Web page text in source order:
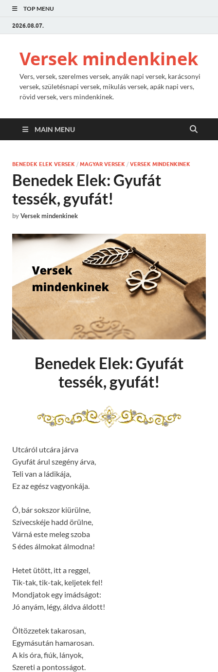
TOP MENU
2026.08.07.
Versek mindenkinek
Vers, versek, szerelmes versek, anyák napi versek, karácsonyi
versek, születésnapi versek, mikulás versek, apák napi vers,
rövid versek, vers mindenkinek.
MAIN MENU
BENEDEK ELEK VERSEK / MAGYAR VERSEK / VERSEK MINDENKINEK
Benedek Elek: Gyufát
tessék, gyufát!
byVersek mindenkinek
Benedek Elek: Gyufát
tessék, gyufát!
Utcáról utcára járva
Gyufát árul szegény árva,
Teli van a ládikája,
Ez az egész vagyonkája.
Ó, bár sokszor kiürülne,
Szívecskéje hadd örülne,
Várná este meleg szoba
S édes álmokat álmodna!
Hetet ütött, itt a reggel,
Tik-tak, tik-tak, keljetek fel!
Mondjatok egy imádságot:
Jó anyám, légy, áldva áldott!
Öltözzetek takarosan,
Egymásután hamarosan.
A kis óra, fiúk, lányok,
Szereti a pontosságot.